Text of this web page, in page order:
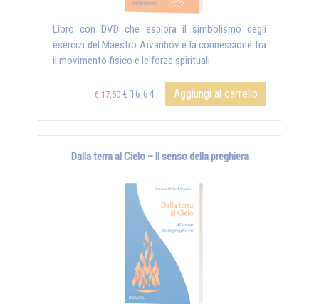
Libro con DVD che esplora il simbolismo degli
esercizi del Maestro Aïvanhov e la connessione tra
il movimento fisico e le forze spirituali
€ 17,50 € 16,64 Aggiungi al carrello
Dalla terra al Cielo – Il senso della preghiera